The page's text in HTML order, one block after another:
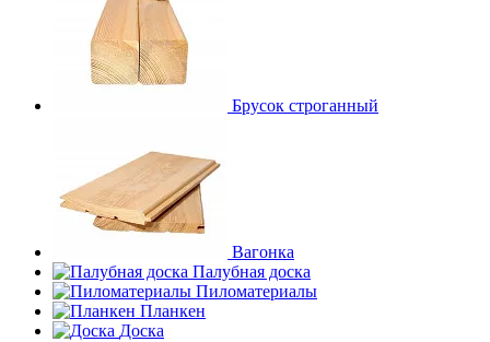
Брусок строганный
Вагонка
Палубная доска
Пиломатериалы
Планкен
Доска